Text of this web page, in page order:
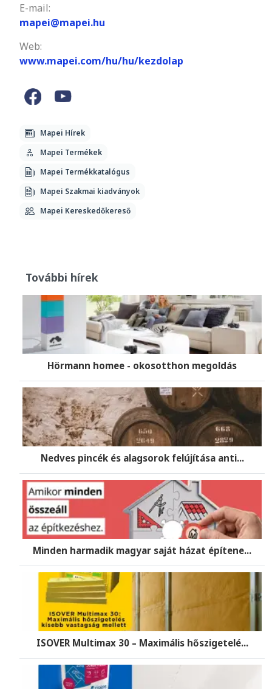
E-mail:
mapei@mapei.hu
Web:
www.mapei.com/hu/hu/kezdolap
Mapei Hírek
Mapei Termékek
Mapei Termékkatalógus
Mapei Szakmai kiadványok
Mapei Kereskedőkereső
További hírek
Hörmann homee - okosotthon megoldás
Nedves pincék és alagsorok felújítása anti...
Minden harmadik magyar saját házat építene...
ISOVER Multimax 30 – Maximális hőszigetelé...